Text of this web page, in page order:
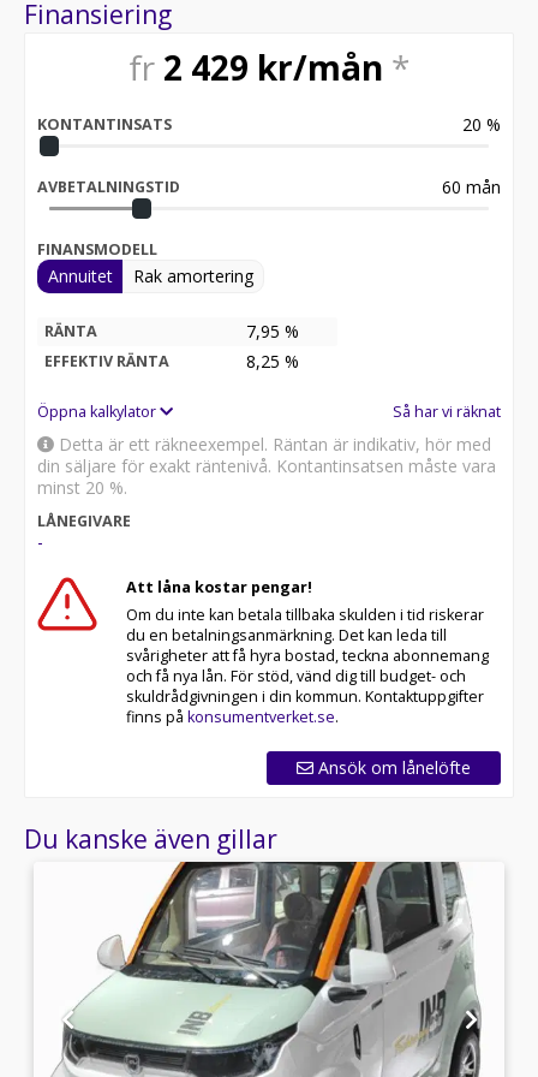
på vår hemsida www.mopedbil.org sökord titan zero
elektrisk mopedbil r4 r5 . Kan även fås som 25km/h
klass 2 elmopedbil, denna körs av alla som är födda
innan1994 helt utan körkort / mopedkort! Lägg till
Öppet tider: Verkstad 8-17 vardagar, Butik efter
överenskommelse ring eller mejla innan så bokar vi en
Finansiering
fr 2 429 kr/mån *
KONTANTINSATS 20 %
AVBETALNINGSTID 60 mån
FINANSMODELL
Annuitet Rak amortering
RÄNTA 7,95 %
EFFEKTIV RÄNTA 8,25 %
Öppna kalkylator Så har vi räknat
Detta är ett räkneexempel. Räntan är indikativ, hör med
din säljare för exakt räntenivå. Kontantinsatsen måste vara
minst 20 %.
LÅNEGIVARE
-
Att låna kostar pengar!
Om du inte kan betala tillbaka skulden i tid riskerar
du en betalningsanmärkning. Det kan leda till
svårigheter att få hyra bostad, teckna abonnemang
och få nya lån. För stöd, vänd dig till budget- och
skuldrådgivningen i din kommun. Kontaktuppgifter
finns på konsumentverket.se.
Ansök om lånelöfte
Du kanske även gillar